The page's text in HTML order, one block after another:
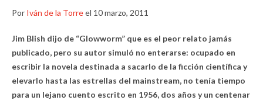
Por Iván de la Torreel 10 marzo, 2011
Jim Blish dijo de “Glowworm” que es el peor relato jamás
publicado, pero su autor simuló no enterarse: ocupado en
escribir la novela destinada a sacarlo de la ficción científica y
elevarlo hasta las estrellas del mainstream, no tenía tiempo
para un lejano cuento escrito en 1956, dos años y un centenar